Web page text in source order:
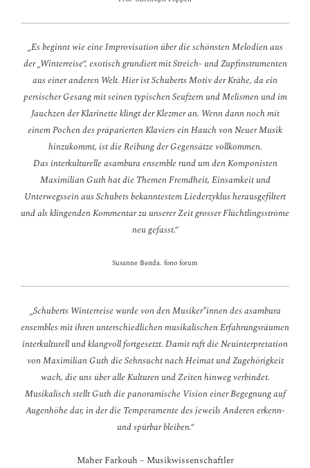
„Es beginnt wie eine Improvisation über die schönsten Melodien aus
der „Winterreise“, exotisch grundiert mit Streich- und Zupfinstrumenten
aus einer anderen Welt. Hier ist Schuberts Motiv der Krähe, da ein
persischer Gesang mit seinen typischen Seufzern und Melismen und im
Jauchzen der Klarinette klingt der Klezmer an. Wenn dann noch mit
einem Pochen des präparierten Klaviers ein Hauch von Neuer Musik
hinzukommt, ist die Reibung der Gegensätze vollkommen.
Das interkulturelle asambura ensemble rund um den Komponisten
Maximilian Guth hat die Themen Fremdheit, Einsamkeit und
Unterwegssein aus Schubets bekanntestem Liederzyklus herausgefiltert
und als klingenden Kommentar zu unserer Zeit grosser Flüchtlingsströme
neu gefasst.“
Susanne Benda. fono forum
„Schuberts Winterreise wurde von den Musiker*innen des asambura
ensembles mit ihren unterschiedlichen musikalischen Erfahrungsräumen
interkulturell und klangvoll fortgesetzt. Damit ruft die Neuinterpretation
von Maximilian Guth die Sehnsucht nach Heimat und Zugehörigkeit
wach, die uns über alle Kulturen und Zeiten hinweg verbindet.
Musikalisch stellt Guth die panoramische Vision einer Begegnung auf
Augenhöhe dar, in der die Temperamente des jeweils Anderen erkenn-
und spürbar bleiben.“
Maher Farkouh – Musikwissenschaftler